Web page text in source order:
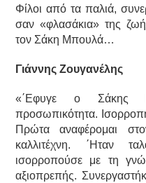
Φίλοι από τα παλιά,
σαν «φλασάκια» της
τον Σάκη Μπουλά…
Γιάννης Ζουγανέλης
«΄Εφυγε ο Σάκης
προσωπικότητα.
Πρώτα αναφέρομαι
καλλιτέχνη. ΄Ηταν
ισορροπούσε με τη
αξιοπρεπής.